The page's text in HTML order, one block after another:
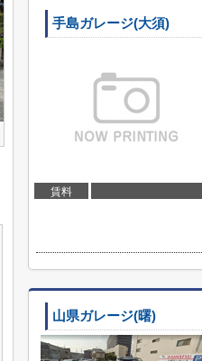
手島ガレージ(大須)
賃料
山県ガレージ(曙)